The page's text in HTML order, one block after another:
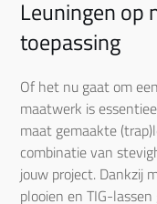
Leuningen op
toepassing
Of het nu gaat om
maatwerk is
maat gemaakte
combinatie van
jouw project. Dankzij
plooien en TIG-